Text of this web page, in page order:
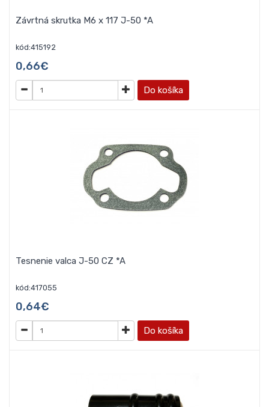
Závrtná skrutka M6 x 117 J-50 *A
kód:415192
0,66€
Do košíka
Tesnenie valca J-50 CZ *A
kód:417055
0,64€
Do košíka